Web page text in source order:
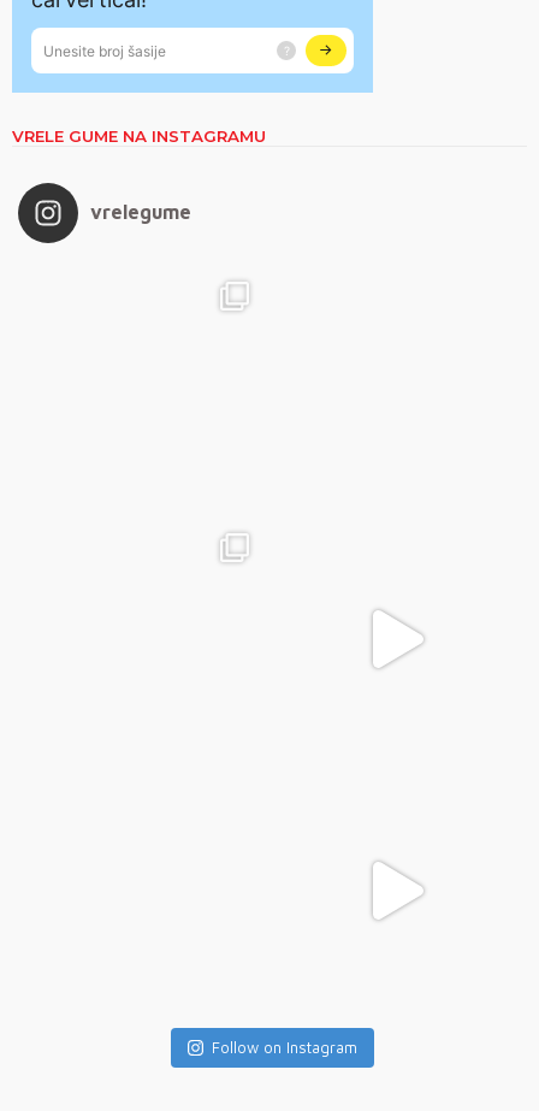
VRELE GUME NA INSTAGRAMU
vrelegume
Follow on Instagram